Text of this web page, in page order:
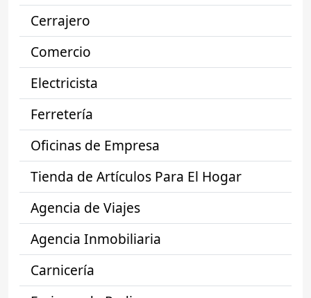
Cerrajero
Comercio
Electricista
Ferretería
Oficinas de Empresa
Tienda de Artículos Para El Hogar
Agencia de Viajes
Agencia Inmobiliaria
Carnicería